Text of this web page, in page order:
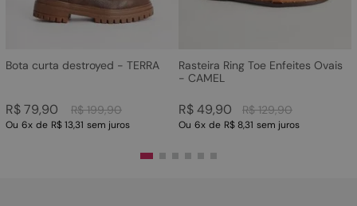
Bota curta destroyed - TERRA
R$ 199,90
R$79,90
Ou 6x de R$ 13,31 sem juros
Rasteira Ring Toe Enfeites Ovais
- CAMEL
R$ 129,90
R$49,90
Ou 6x de R$ 8,31 sem juros